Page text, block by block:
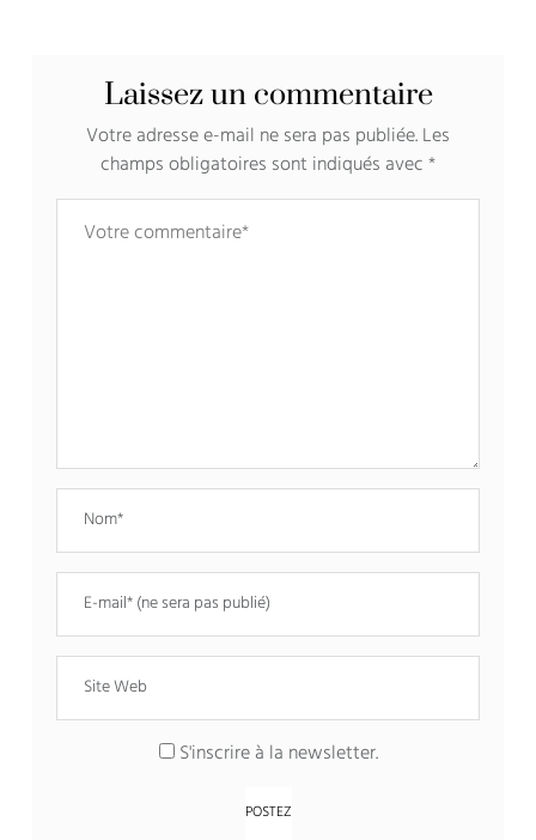
Laissez un commentaire
Votre adresse e-mail ne sera pas publiée.Les
champs obligatoires sont indiqués avec*
S'inscrire à la newsletter.